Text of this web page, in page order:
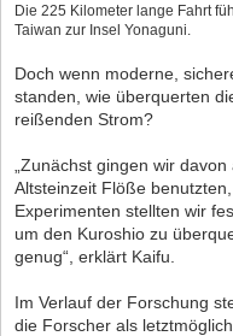
Die 225 Kilometer lange Fahrt
Taiwan zur Insel Yonaguni.
Doch wenn moderne,
standen, wie überquerten
reißenden Strom?
„Zunächst gingen wir
Altsteinzeit Flöße
Experimenten stellten wir
um den Kuroshio zu
genug“, erklärt Kaifu.
Im Verlauf der Forschung
die Forscher als